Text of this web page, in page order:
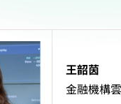
王韶茵
金融機構